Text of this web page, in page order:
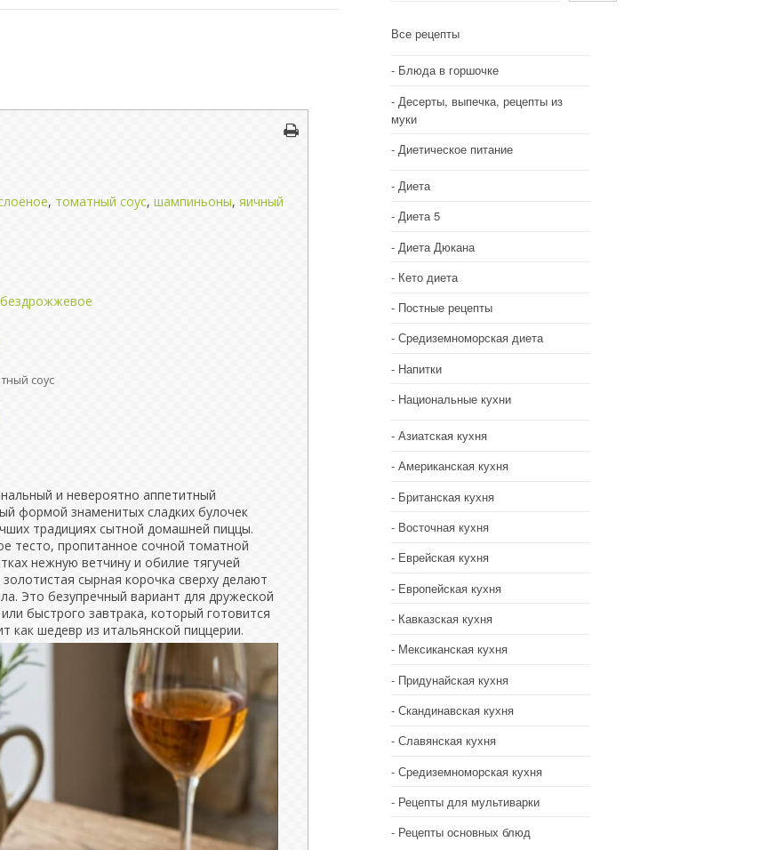
, томатный соус, шампиньоны, яичный
соус
и невероятно аппетитный
формой знаменитых сладких булочек
традициях сытной домашней пиццы.
тесто, пропитанное сочной томатной
нежную ветчину и обилие тягучей
сырная корочка сверху делают
Это безупречный вариант для дружеской
быстрого завтрака, который готовится
как шедевр из итальянской пиццерии.
Все рецепты
Блюда в горшочке
Десерты, выпечка, рецепты из
муки
Диетическое питание
Диета
Диета 5
Диета Дюкана
Кето диета
Постные рецепты
Средиземноморская диета
Напитки
Национальные кухни
Азиатская кухня
Американская кухня
Британская кухня
Восточная кухня
Еврейская кухня
Европейская кухня
Кавказская кухня
Мексиканская кухня
Придунайская кухня
Скандинавская кухня
Славянская кухня
Средиземноморская кухня
Рецепты для мультиварки
Рецепты основных блюд